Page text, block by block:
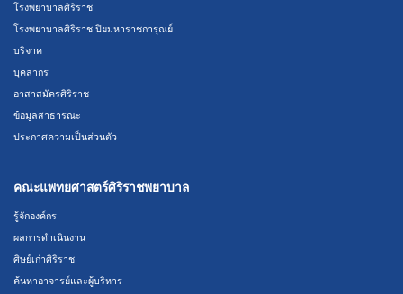
โรงพยาบาลศิริราช
โรงพยาบาลศิริราช ปิยมหาราชการุณย์
บริจาค
บุคลากร
อาสาสมัครศิริราช
ข้อมูลสาธารณะ
ประกาศความเป็นส่วนตัว
คณะแพทยศาสตร์ศิริราชพยาบาล
รู้จักองค์กร
ผลการดำเนินงาน
ศิษย์เก่าศิริราช
ค้นหาอาจารย์และผู้บริหาร